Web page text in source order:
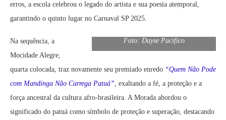
erros, a escola celebrou o legado do artista e sua poesia atemporal,
garantindo o quinto lugar no Carnaval SP 2025.
Foto: Dayse Pacifico
Na sequência, a
Mocidade Alegre,
quarta colocada, traz novamente seu premiado enredo “Quem Não Pode
com Mandinga Não Carrega Patuá”, exaltando a fé, a proteção e a
força ancestral da cultura afro-brasileira. A Morada abordou o
significado do patuá como símbolo de proteção e superação, destacando